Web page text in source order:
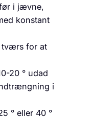
i jævne,
konstant
tværs for at
20 ° udad
i
° eller 40 °